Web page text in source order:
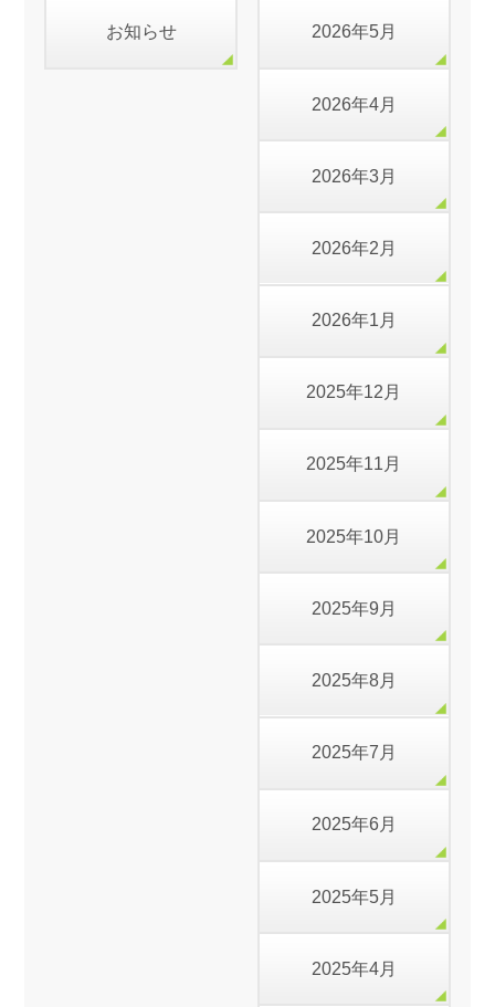
お知らせ 2026年5月
2026年4月
2026年3月
2026年2月
2026年1月
2025年12月
2025年11月
2025年10月
2025年9月
2025年8月
2025年7月
2025年6月
2025年5月
2025年4月